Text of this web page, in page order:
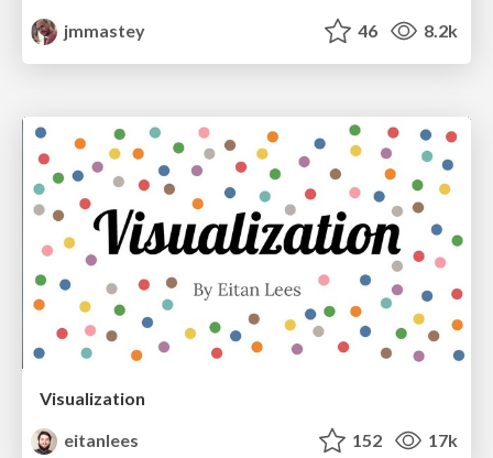
jmmastey
46 8.2k
Visualization
eitanlees
152 17k